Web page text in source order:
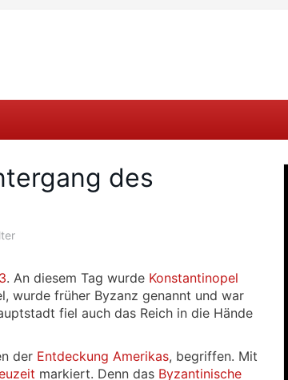
des
. An diesem Tag wurde Konstantinopel
wurde früher Byzanz genannt und war
fiel auch das Reich in die Hände
der Entdeckung Amerikas, begriffen. Mit
markiert. Denn das Byzantinische